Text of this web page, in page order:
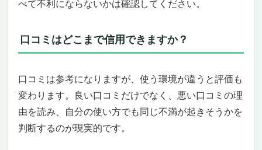
べて不利にならないかは確認してください。
口コミはどこまで信用できますか？
口コミは参考になりますが、使う環境が違うと評価も
変わります。良い口コミだけでなく、悪い口コミの理
由を読み、自分の使い方でも同じ不満が起きそうかを
判断するのが現実的です。